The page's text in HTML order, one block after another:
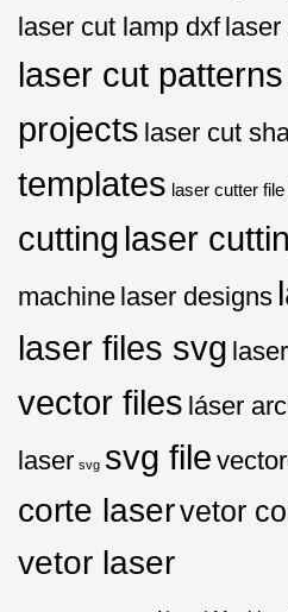
laser cut lamp dxf laser
laser cut patterns
projects laser cut
templates laser cutter file
cutting laser
machine laser designs
laser files svg
vector files láser
laser svg svg file
corte laservetor
vetor laser